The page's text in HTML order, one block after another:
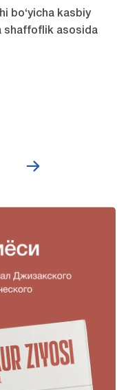
bo‘yicha kasbiy
shaffoflik asosida